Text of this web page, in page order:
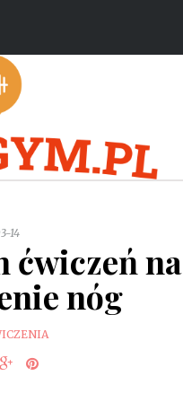
14
ćwiczeń na
nóg